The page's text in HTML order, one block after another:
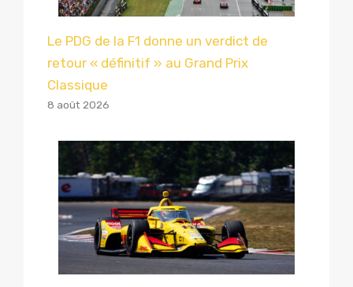
Le PDG de la F1 donne un verdict de
retour « définitif » au Grand Prix
Classique
8 août 2026